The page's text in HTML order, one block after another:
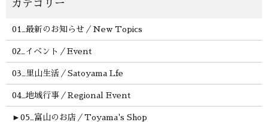
01_最新のお知らせ／New Topics
02_イベント／Event
03_里山生活／Satoyama Lfe
04_地域行事／Regional Event
► 05_富山のお店／Toyama's Shop